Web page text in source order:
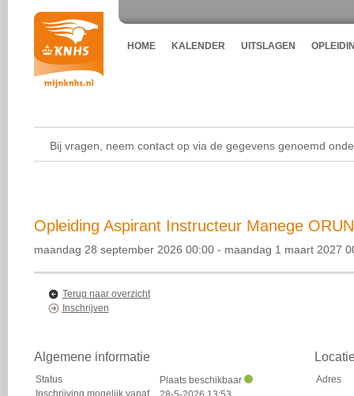
HOME KALENDER UITSLAGEN
Bij vragen, neem contact op via de gegevens genoemd
Opleiding Aspirant Instructeur Manege
maandag 28 september 2026 00:00 - maandag 1 maart 2027
Terug naar overzicht
Inschrijven
Algemene informatie
Status
Plaats beschikbaar
Inschrijving mogelijk vanaf
Adres